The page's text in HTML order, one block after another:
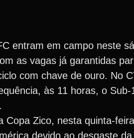
entram em campo neste
as vagas já garantidas
com chave de ouro. No
às 11 horas, o
Copa Zico, nesta quinta-
devido ao desgaste